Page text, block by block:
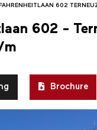
FAHRENHEITLAAN 602
602 -
m
Brochure